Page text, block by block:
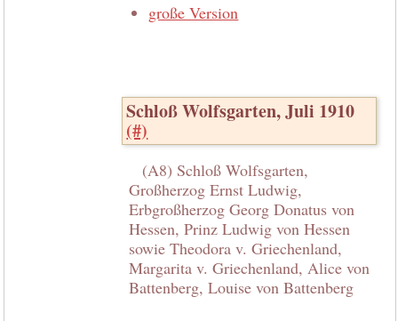
große Version
Schloß Wolfsgarten, Juli 1910
(#)
(A8) Schloß Wolfsgarten,
Großherzog Ernst Ludwig,
Erbgroßherzog Georg Donatus von
Hessen, Prinz Ludwig von Hessen
sowie Theodora v. Griechenland,
Margarita v. Griechenland, Alice von
Battenberg, Louise von Battenberg